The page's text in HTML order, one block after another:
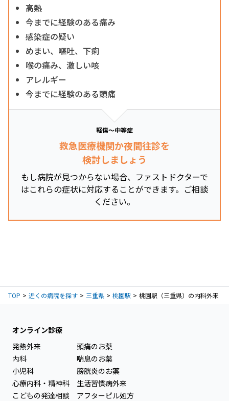
高熱
今までに経験のある痛み
感染症の疑い
めまい、嘔吐、下痢
喉の痛み、激しい咳
アレルギー
今までに経験のある頭痛
軽傷～中等症
救急医療機関か夜間往診を
検討しましょう
もし病院が見つからない場合、ファストドクターで
はこれらの症状に対応することができます。ご相談
ください。
TOP 近くの病院を探す 三重県 桃園駅 桃園駅（三重県）の内科外来
オンライン診療
発熱外来
内科
小児科
心療内科・精神科
こどもの発達相談
頭痛のお薬
喘息のお薬
膀胱炎のお薬
生活習慣病外来
アフターピル処方